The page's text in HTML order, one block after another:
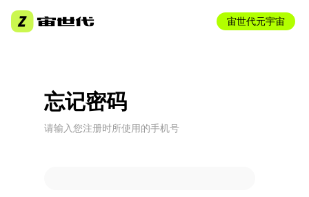
宙世代元宇宙
忘记密码
请输入您注册时所使用的手机号